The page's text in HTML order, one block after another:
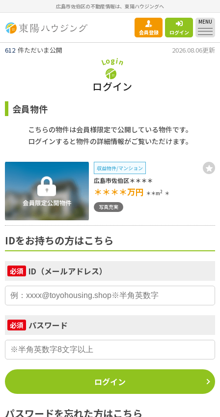
広島市佐伯区の不動産情報は、東陽ハウジングへ
会員登録 ログイン
MENU
612 件ただいま公開 2026.08.06更新
Login
ログイン
会員物件
こちらの物件は会員様限定で公開している物件です。
ログインすると物件の詳細情報がご覧いただけます。
収益物件/マンション
広島市佐伯区＊＊＊＊
＊＊＊＊万円 ＊＊m2 ＊
写真充実
IDをお持ちの方はこちら
必須 ID（メールアドレス）
必須 パスワード
ログイン
パスワードを忘れた方はこちら